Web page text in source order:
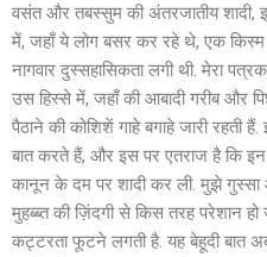
वसंत और तबस्सुम की अंतरजातीय शादी,
में, जहाँ ये लोग बसर कर रहे थे, एक
नागवार दुस्सहासिकता लगी थी. मेरा
उस हिस्से में, जहाँ की आबादी गरीब और
पैठाने की कोशिशें गाहे बगाहे जारी
बात करते हैं, और इस पर एतराज है कि इन
कानून के दम पर शादी कर ली. मुझे
मुहब्ब्त की ज़िंदगी से किस तरह परेशान
कट्टरता फूटने लगती है. यह बेहूदी बात